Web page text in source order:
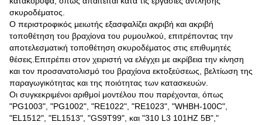
σκυροδέματος.
Ο περιστροφικός μειωτής εξασφαλίζει ακριβή και ακριβή
τοποθέτηση του βραχίονα του ρυμουλκού, επιτρέποντας την
αποτελεσματική τοποθέτηση σκυροδέματος στις επιθυμητές
θέσεις.Επιτρέπει στον χειριστή να ελέγχει με ακρίβεια την κίνηση
και τον προσανατολισμό του βραχίονα εκτοξεύσεως, βελτίωση της
παραγωγικότητας και της ποιότητας των κατασκευών.
Οι συγκεκριμένοι αριθμοί μοντέλου που παρέχονται, όπως
"PG1003", "PG1002", "RE1022", "RE1023", "WHBH-100C",
"EL1512", "EL1513", "GS9T99", και "310 L3 101HZ 5B","